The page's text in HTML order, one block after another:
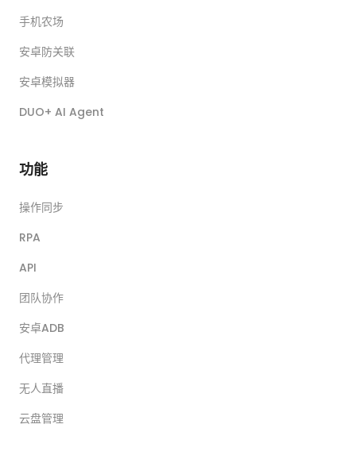
手机农场
安卓防关联
安卓模拟器
DUO+ AI Agent
功能
操作同步
RPA
API
团队协作
安卓ADB
代理管理
无人直播
云盘管理